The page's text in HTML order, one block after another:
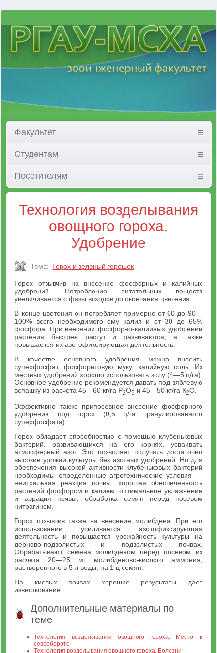
Факультет
Студентам
Посетителям
Технология возделывания
овощного гороха.
Удобрение
Тема: Горох и зеленый горошек
Горох отзывчив на внесение фосфорных и калийных
удобрений. Потребление питательных веществ
увеличивается с фазы всходов до окончания цветения.
В конце цветения он потребляет примерно от 60 до 90—
100% всего необходимого ему калия и от 30 до 65%
фосфора. При внесении фосфорно-калийных удобрений
растения быстрее растут и развиваются, а также
повышается их азотофиксирующая деятельность.
В качестве основного удобрения можно вносить
суперфосфат, фосфоритовую муку, калийную соль. Из
местных удобрений хорошо использовать золу (4—5 ц/га).
Основное удобрение рекомендуется давать под зяблевую
вспашку из расчета 45—60 кг/га Р2О5 и 45—50 кг/га К2O.
Эффективно также припосевное внесение фосфорного
удобрения под горох (0,5 ц/га гранулированного
суперфосфата).
Горох обладает способностью с помощью клубеньковых
бактерий, развивающихся на его корнях, усваивать
атмосферный азот. Это позволяет получать достаточно
высокие урожаи культуры без азотных удобрений. Но для
обеспечения высокой активности клубеньковых бактерий
необходимы определенные агротехнические условия —
нейтральная реакция почвы, хорошая обеспеченность
растений фосфором и калием, оптимальное увлажнение
и аэрация почвы, обработка семян перед посевом
нитрагином.
Горох отзывчив также на внесение молибдена. При его
использовании усиливается азотофиксирующая
деятельность и повышается урожайность культуры на
дерново-подзолистых и подзолистых почвах.
Обрабатывают семена молибденом перед посевом из
расчета 20—25 мг молибденово-кислого аммония,
растворенного в 5 л воды, на 1 ц семян.
На кислых почвах хорошие результаты дает
известкование.
Дополнительные материалы по
теме
Технология возделывания овощного гороха. Место в
севообороте
Технология возделывания овощного гороха. Болезни